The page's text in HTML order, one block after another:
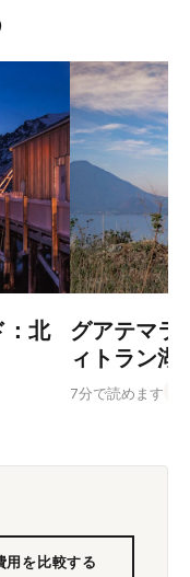
：北
グアテマラ
ィトラン湖
7分で読めます
用を比較する